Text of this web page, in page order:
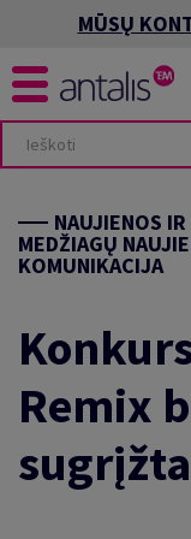
MŪSŲ
NAUJIENOS
MEDŽIAGŲ
KOMUNIKACIJA
Remix